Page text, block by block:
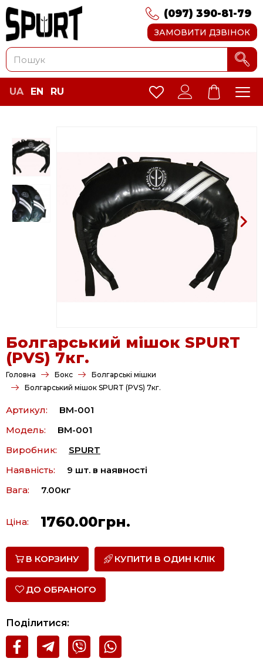
(097) 390-81-79
ЗАМОВИТИ ДЗВІНОК
UA EN RU
Болгарський мішок SPURT
(PVS) 7кг.
Головна Бокс
Болгарські мішки
Болгарський мішок SPURT (PVS) 7кг.
Артикул:
BM-001
Модель:
BM-001
Виробник:
SPURT
Наявність:
9 шт. в наявності
Вага:
7.00кг
Ціна: 1760.00грн.
В КОРЗИНУ КУПИТИ В ОДИН КЛІК
ДО ОБРАНОГО
Поділитися: